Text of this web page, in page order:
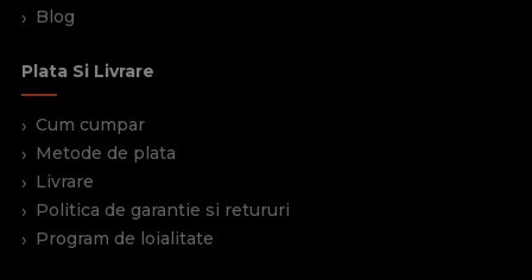
Blog
Plata Si Livrare
Cum cumpar
Metode de plata
Livrare
Politica de garantie si retururi
Program de loialitate